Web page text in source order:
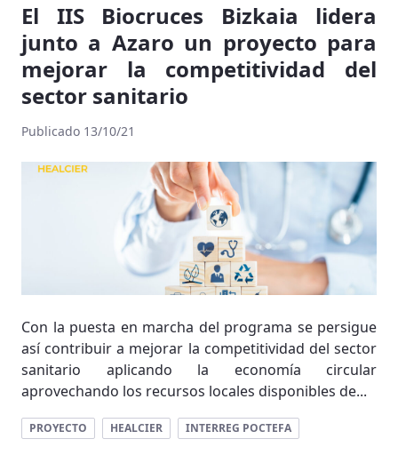
El IIS Biocruces Bizkaia lidera
junto a Azaro un proyecto para
mejorar la competitividad del
sector sanitario
Publicado 13/10/21
Con la puesta en marcha del programa se persigue
así contribuir a mejorar la competitividad del sector
sanitario aplicando la economía circular
aprovechando los recursos locales disponibles de...
PROYECTO HEALCIER INTERREG POCTEFA